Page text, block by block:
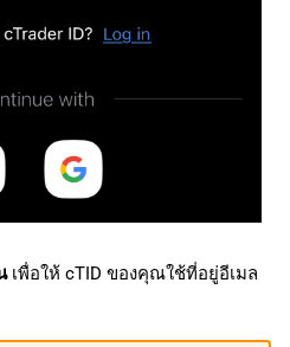
เพื่อให้ cTID ของคุณใช้ที่อยู่อีเมล